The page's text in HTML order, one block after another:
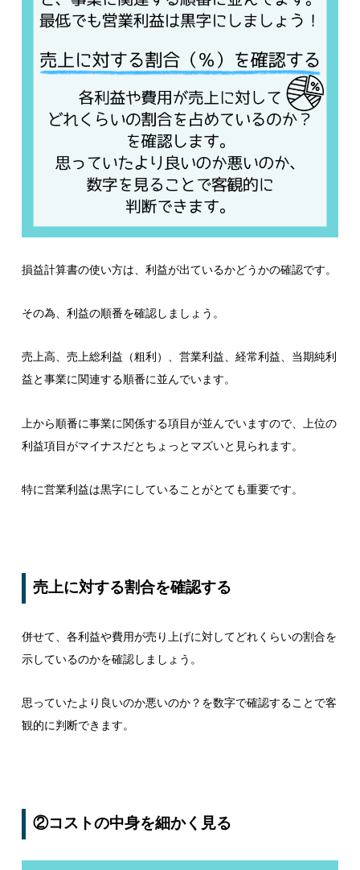
損益計算書の使い方は、利益が出ているかどうかの確認です。
その為、利益の順番を確認しましょう。
売上高、売上総利益（粗利）、営業利益、経常利益、当期純利
益と事業に関連する順番に並んでいます。
上から順番に事業に関係する項目が並んでいますので、上位の
利益項目がマイナスだとちょっとマズいと見られます。
特に営業利益は黒字にしていることがとても重要です。
売上に対する割合を確認する
併せて、各利益や費用が売り上げに対してどれくらいの割合を
示しているのかを確認しましょう。
思っていたより良いのか悪いのか？を数字で確認することで客
観的に判断できます。
②コストの中身を細かく見る